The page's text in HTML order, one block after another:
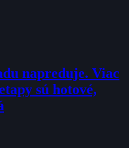
napreduje. Viac
sú hotové,